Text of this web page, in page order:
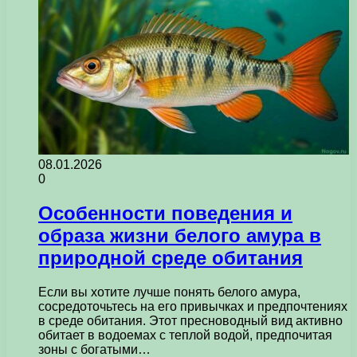
08.01.2026
0
Особенности поведения и
образа жизни белого амура в
природной среде обитания
Если вы хотите лучше понять белого амура,
сосредоточьтесь на его привычках и предпочтениях
в среде обитания. Этот пресноводный вид активно
обитает в водоемах с теплой водой, предпочитая
зоны с богатыми…